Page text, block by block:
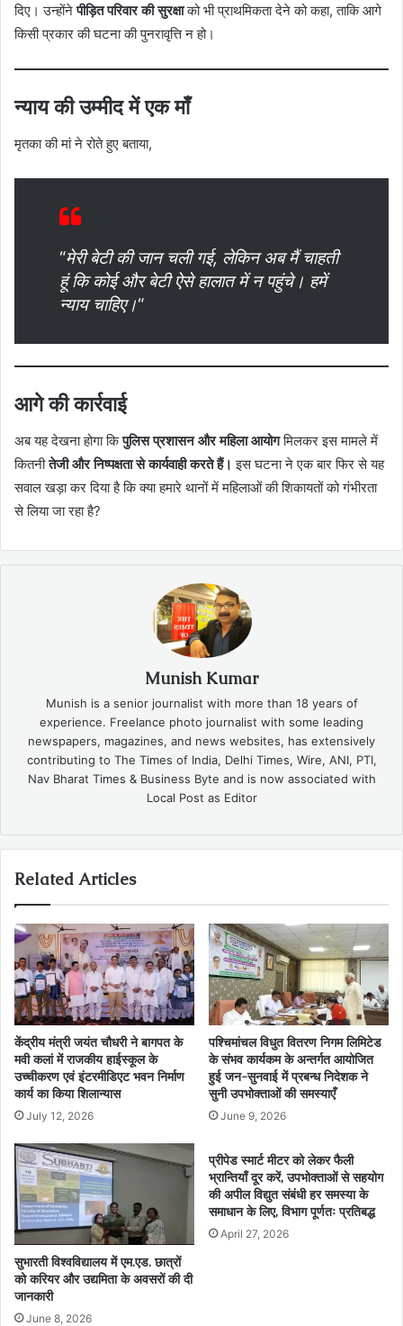
दिए। उन्होंनेपीड़ित परिवार की सुरक्षाको भी प्राथमिकता देने को कहा, ताकि आगे
किसी प्रकार की घटना की पुनरावृत्ति न हो।
न्याय की उम्मीद में एक माँ
मृतका की मां ने रोते हुए बताया,
“मेरी बेटी की जान चली गई, लेकिन अब मैं चाहती
हूं कि कोई और बेटी ऐसे हालात में न पहुंचे। हमें
न्याय चाहिए।“
आगे की कार्रवाई
अब यह देखना होगा किपुलिस प्रशासन और महिला आयोगमिलकर इस मामले में
कितनीतेजी और निष्पक्षता से कार्यवाही करते हैं। इस घटना ने एक बार फिर से यह
सवाल खड़ा कर दिया है कि क्या हमारे थानों में महिलाओं की शिकायतों को गंभीरता
से लिया जा रहा है?
Munish Kumar
Munish is a senior journalist with more than 18 years of
experience. Freelance photo journalist with some leading
newspapers, magazines, and news websites, has extensively
contributing to The Times of India, Delhi Times, Wire, ANI, PTI,
Nav Bharat Times & Business Byte and is now associated with
Local Post as Editor
Related Articles
केंद्रीय मंत्री जयंत चौधरी ने बागपत के
मवी कलां में राजकीय हाईस्कूल के
उच्चीकरण एवं इंटरमीडिएट भवन निर्माण
कार्य का किया शिलान्यास
July 12, 2026
पश्चिमांचल विधुत वितरण निगम लिमिटेड
के संभव कार्यकम के अन्तर्गत आयोजित
हुई जन-सुनवाई में प्रबन्ध निदेशक ने
सुनी उपभोक्ताओं की समस्याएँ
June 9, 2026
सुभारती विश्वविद्यालय में एम.एड. छात्रों
को करियर और उद्यमिता के अवसरों की दी
जानकारी
June 8, 2026
प्रीपेड स्मार्ट मीटर को लेकर फैली
भ्रान्तियाँ दूर करें, उपभोक्ताओं से सहयोग
की अपील विद्युत संबंधी हर समस्या के
समाधान के लिए, विभाग पूर्णतः प्रतिबद्ध
April 27, 2026